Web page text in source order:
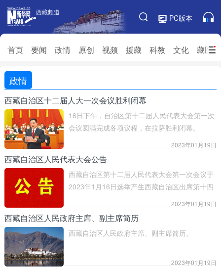
西藏频道
PC版本
搜索
首页 要闻 政情 原创 视频 援藏 科教 文化 藏医药
西藏频道
频道栏目
首页
视频
援藏 科教
藏医药
环保 旅游
乡村振兴
信息
政情
西藏自治区十二届人大一次会议胜利闭幕
16日下午，自治区第十二届人民代表大会第一次
会议圆满完成各项议程，在拉萨胜利闭幕。
2023年01月19日
西藏自治区人民代表大会公告
西藏自治区第十二届人民代表大会第一次会议于
2023年1月16日选举产生西藏自治区出席第十四
届全国人民代表大会代表24人，选举结果将按规
确认。
2023年01月19日
西藏自治区人民政府主席、副主席简历
西藏自治区人民政府主席、副主席简历。
2023年01月19日